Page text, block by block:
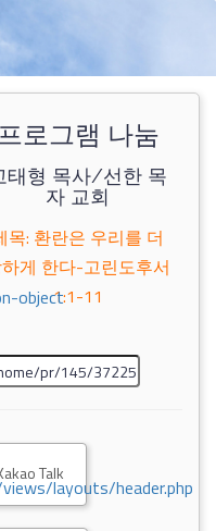
object
layouts/header.php
로그램 나눔
태형 목사/선한 목
자 교회
목: 환란은 우리를 더
게 한다-고린도후서
1:1-11
Talk